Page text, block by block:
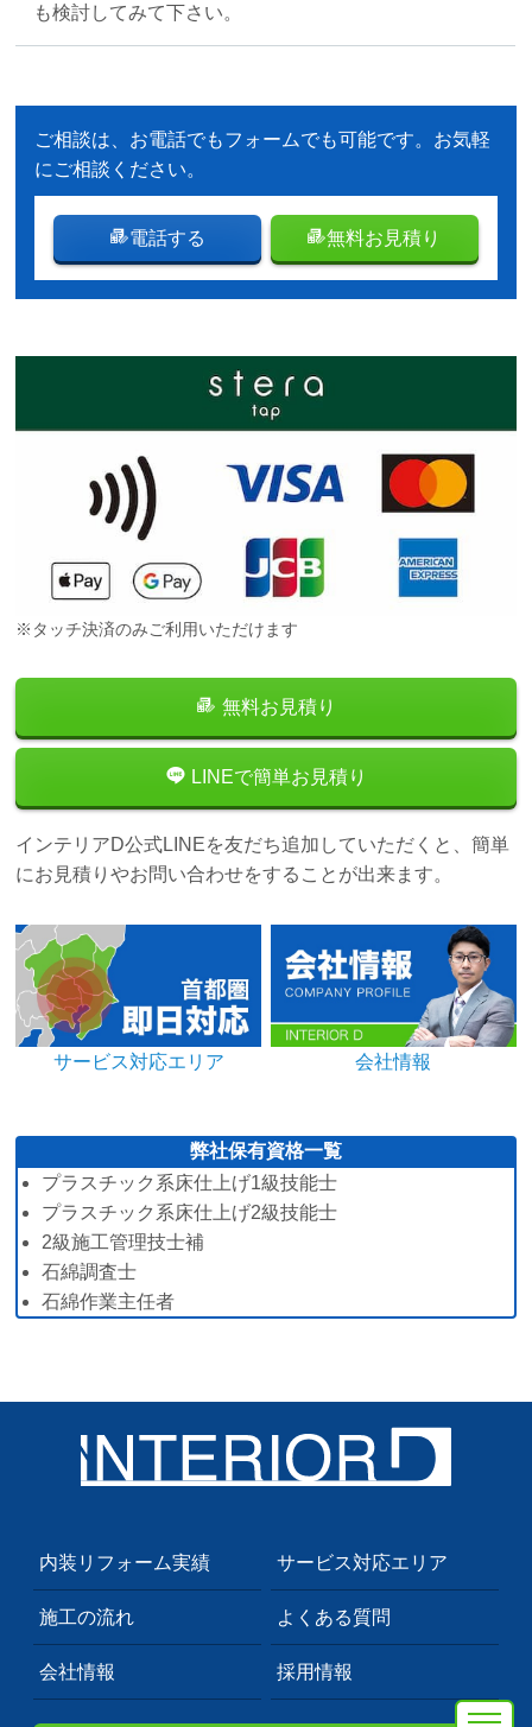
も検討してみて下さい。
ご相談は、お電話でもフォームでも可能です。お気軽
にご相談ください。
電話する 無料お見積り
※タッチ決済のみご利用いただけます
無料お見積り
LINEで簡単お見積り
インテリアD公式LINEを友だち追加していただくと、簡単
にお見積りやお問い合わせをすることが出来ます。
サービス対応エリア 会社情報
弊社保有資格一覧
プラスチック系床仕上げ1級技能士
プラスチック系床仕上げ2級技能士
2級施工管理技士補
石綿調査士
石綿作業主任者
内装リフォーム実績 サービス対応エリア
施工の流れ よくある質問
会社情報 採用情報